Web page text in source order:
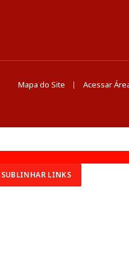
Mapa do Site Acessar
SUBLINHAR LINKS